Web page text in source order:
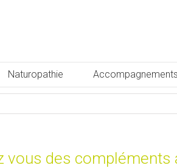
Naturopathie Accompagnements
vous des compléments